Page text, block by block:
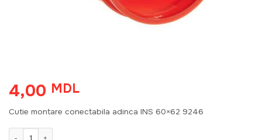
4,00 MDL
Cutie montare conectabila adinca INS 60×62 9246